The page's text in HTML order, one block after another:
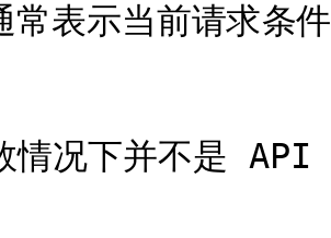
表示当前请求条
况下并不是 API